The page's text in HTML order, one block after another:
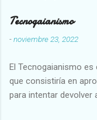
Tecnogaianismo
-noviembre 23, 2022
El Tecnogaianismo
que consistiría en
para intentar devolver